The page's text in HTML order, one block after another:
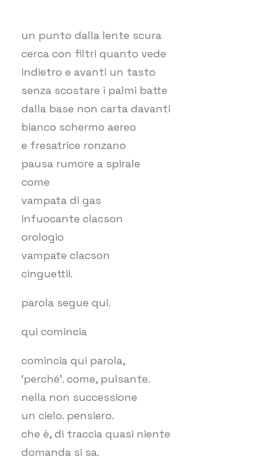
un punto dalla lente scura
cerca con filtri quanto vede
indietro e avanti un tasto
senza scostare i palmi batte
dalla base non carta davanti
bianco schermo aereo
e fresatrice ronzano
pausa rumore a spirale
come
vampata di gas
infuocante clacson
orologio
vampate clacson
cinguettii.
parola segue qui.
qui comincia
comincia qui parola,
‘perché’. come, pulsante.
nella non successione
un cielo. pensiero.
che è, di traccia quasi niente
domanda si sa.